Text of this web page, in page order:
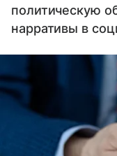
политическую
нарративы в